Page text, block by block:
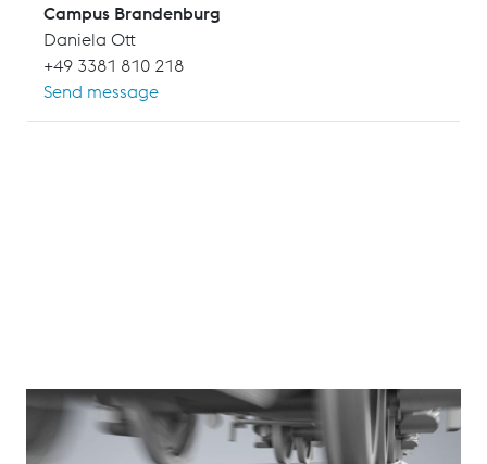
Campus Brandenburg
Daniela Ott
+49 3381 810 218
Send message
Schulungsinhalte